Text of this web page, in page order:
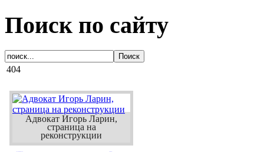
Поиск по сайту
404
Адвокат Игорь Ларин,
страница на
реконструкции